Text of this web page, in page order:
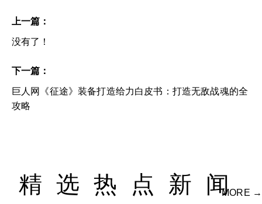
上一篇：
没有了！
下一篇：
巨人网《征途》装备打造给力白皮书：打造无敌战魂的全
攻略
精选热点新闻
MORE →